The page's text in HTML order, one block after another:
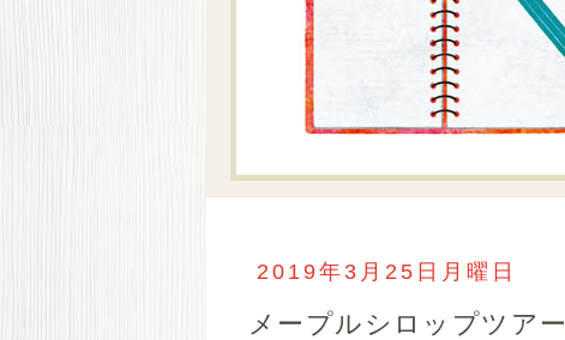
2019年3月25日月曜日
メープルシロップツアー